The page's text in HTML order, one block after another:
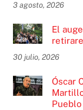
3 agosto, 2026
El
30 julio, 2026
Óscar
Pueblo